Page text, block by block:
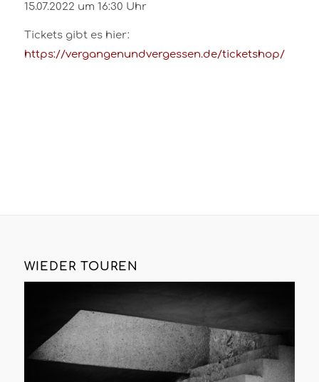
15.07.2022 um 16:30 Uhr
Tickets gibt es hier:
https://vergangenundvergessen.de/ticketshop/
WIEDER TOUREN